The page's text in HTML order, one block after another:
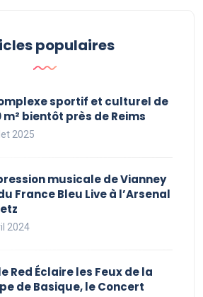
populaires
sportif et culturel de
m² bientôt près de Reims
2025
musicale de Vianney
France Bleu Live à l’Arsenal
2024
Red Éclaire les Feux de la
de Basique, le Concert